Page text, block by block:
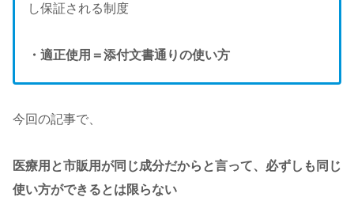
し保証される制度
・適正使用＝添付文書通りの使い方
今回の記事で、
医療用と市販用が同じ成分だからと言って、必ずしも同じ
使い方ができるとは限らない